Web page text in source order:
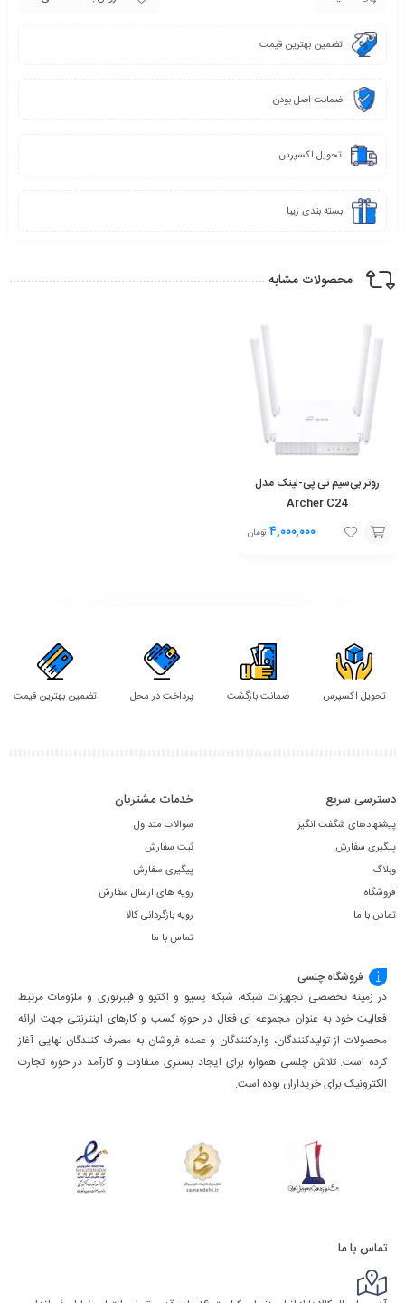
تضمین بهترین قیمت
ضمانت اصل بودن
تحویل اکسپرس
بسته بندی زیبا
محصولات مشابه
روتر بی‌سیم تی پی-لینک مدل
Archer C24
۴,۰۰۰,۰۰۰ تومان
تحویل اکسپرس ضمانت بازگشت پرداخت در محل تضمین بهترین قیمت
دسترسی سریع
پیشنهادهای شگفت انگیز
پیگیری سفارش
وبلاگ
فروشگاه
تماس با ما
خدمات مشتریان
سوالات متداول
ثبت سفارش
پیگیری سفارش
رویه های ارسال سفارش
رویه بازگردانی کالا
تماس با ما
فروشگاه چلسی
در زمینه تخصصی تجهیزات شبکه، شبکه پسیو و اکتیو و فیبرنوری و ملزومات مرتبط
فعالیت خود به عنوان مجموعه ای فعال در حوزه کسب ‌و کارهای اینترنتی جهت ارائه
محصولات از تولیدکنندگان، واردکنندگان و عمده فروشان به مصرف کنندگان نهایی آغاز
کرده است. تلاش چلسی همواره برای ایجاد بستری متفاوت و کارآمد در حوزه تجارت
الکترونیک برای خریداران بوده است.
تماس با ما